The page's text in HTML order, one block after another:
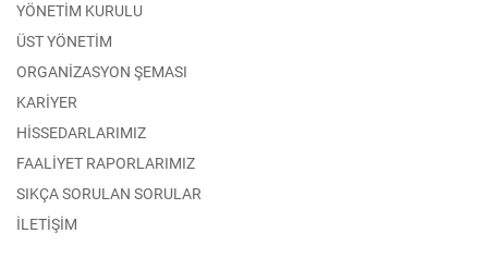
YÖNETİM KURULU
ÜST YÖNETİM
ORGANİZASYON ŞEMASI
KARİYER
HİSSEDARLARIMIZ
FAALİYET RAPORLARIMIZ
SIKÇA SORULAN SORULAR
İLETİŞİM